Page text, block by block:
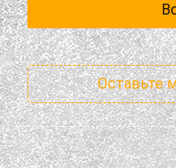
Оставьте